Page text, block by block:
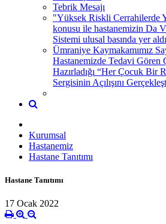
Tebrik Mesajı
"Yüksek Riskli Cerrahilerde
konusu ile hastanemizin Da
Sistemi ulusal basında yer
Ümraniye Kaymakamımız
Hastanemizde Tedavi Gören
Hazırladığı “Her Çocuk Bir
Sergisinin Açılışını
Kurumsal
Hastanemiz
Hastane Tanıtımı
Hastane Tanıtımı
17 Ocak 2022